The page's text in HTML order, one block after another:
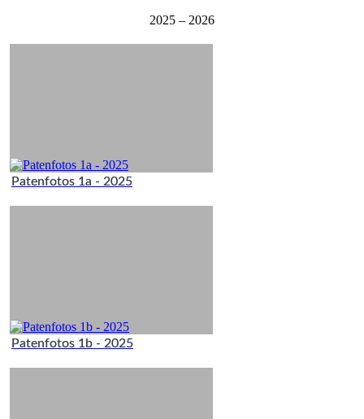
2025 – 2026
Patenfotos 1a - 2025
Patenfotos 1b - 2025